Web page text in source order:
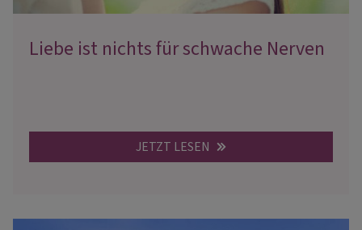
Liebe ist nichts für schwache Nerven
JETZT LESEN